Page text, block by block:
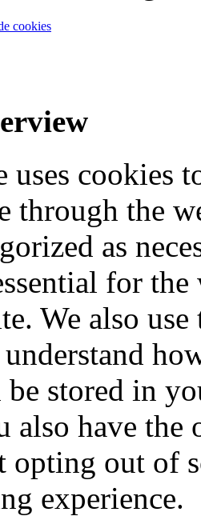
cookies
uses cookies
through the
as
for
We also
stored in
also have
opting out of
experience.